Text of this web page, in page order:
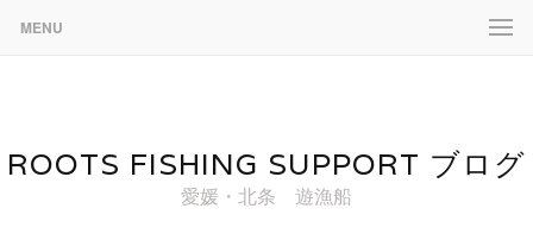
MENU
ROOTS FISHING SUPPORT ブログ
愛媛・北条 遊漁船